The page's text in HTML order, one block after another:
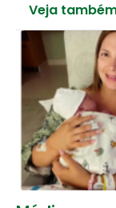
Veja